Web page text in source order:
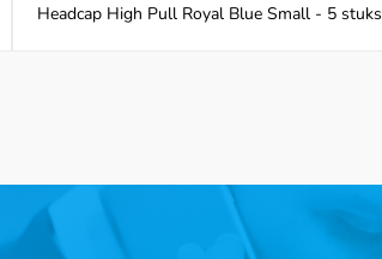
Headcap High Pull Royal Blue Small - 5 stuks